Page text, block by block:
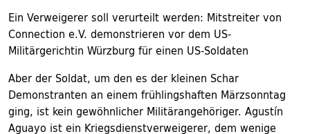
Ein Verweigerer soll verurteilt werden: Mitstreiter von
Connection e.V. demonstrieren vor dem US-
Militärgerichtin Würzburg für einen US-Soldaten
Aber der Soldat, um den es der kleinen Schar
Demonstranten an einem frühlingshaften Märzsonntag
ging, ist kein gewöhnlicher Militärangehöriger. Agustín
Aguayo ist ein Kriegsdienstverweigerer, dem wenige